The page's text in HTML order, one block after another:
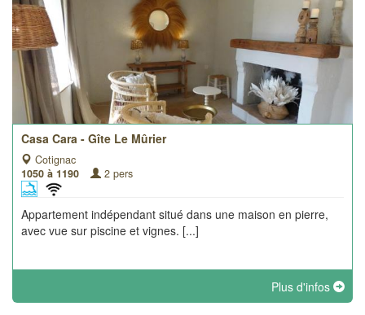
Casa Cara - Gîte Le Mûrier
Cotignac
1050 à 1190
2 pers
Appartement indépendant situé dans une maison en pierre,
avec vue sur piscine et vignes. [...]
Plus d'infos